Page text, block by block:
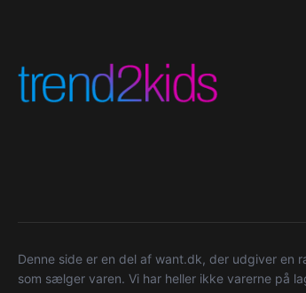
Denne side er en del af want.dk, der udgiver en
som sælger varen. Vi har heller ikke varerne på